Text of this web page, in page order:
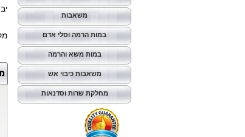
משאבות
במות הרמה וסלי אדם
במות משא והרמה
משאבות כיבוי אש
מחלקת שרות וסדנאות